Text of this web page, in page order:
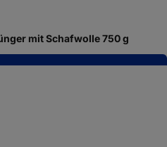
mit Schafwolle 750 g